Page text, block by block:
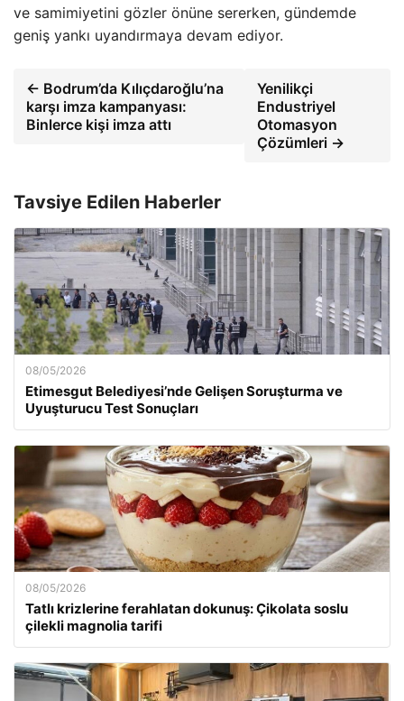
ve samimiyetini gözler önüne sererken, gündemde
geniş yankı uyandırmaya devam ediyor.
← Bodrum’da Kılıçdaroğlu’na
karşı imza kampanyası:
Binlerce kişi imza attı
Yenilikçi
Endustriyel
Otomasyon
Çözümleri →
Tavsiye Edilen Haberler
08/05/2026
Etimesgut Belediyesi’nde Gelişen Soruşturma ve
Uyuşturucu Test Sonuçları
08/05/2026
Tatlı krizlerine ferahlatan dokunuş: Çikolata soslu
çilekli magnolia tarifi